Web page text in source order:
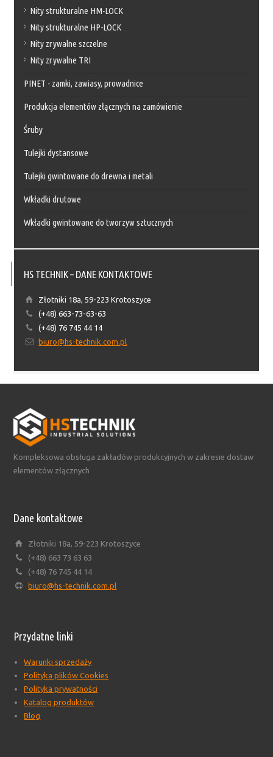
Nity strukturalne HM-LOCK
Nity strukturalne HP-LOCK
Nity zrywalne szczelne
Nity zrywalne TRI
PINET - zamki, zawiasy, prowadnice
Produkcja elementów złącznych na zamówienie
Śruby
Tulejki dystansowe
Tulejki gwintowane do drewna i metali
Wkładki drutowe
Wkładki gwintowane do tworzyw sztucznych
HS TECHNIK – DANE KONTAKTOWE
Złotniki 18a, 59-223 Krotoszyce
(+48) 663-73-63-63
(+48) 76 745 44 14
biuro@hs-technik.com.pl
Kompleksowa obsługa zakładów produkcyjnych w zakresie dostaw
elementów złącznych
Dane kontaktowe
Złotniki 18a, 59-223 Krotoszyce
(+48) 663 73 63 63
(+48) 76 745 44 14
biuro@hs-technik.com.pl
Przydatne linki
Warunki sprzedaży
Polityka plików Cookies
Polityka prywatności
Katalog produktów
Blog